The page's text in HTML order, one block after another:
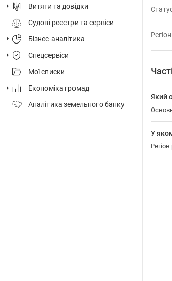
Витяги та довідки
Судові реєстри та сервіси
Бізнес-аналітика
Спецсервіси
Мої списки
Економіка громад
Аналітика земельного банку
Регіон
Який
У